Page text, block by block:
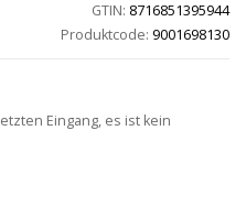
GTIN: 8716851395944
Produktcode: 9001698130
Eingang, es ist kein